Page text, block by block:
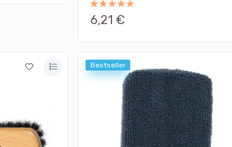
6,21 €
Bestseller